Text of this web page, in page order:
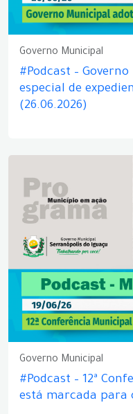
Governo Municipal
#Podcast –
especial de
(26.06.2026)
Governo Municipal
#Podcast – 12ª
está marcada para